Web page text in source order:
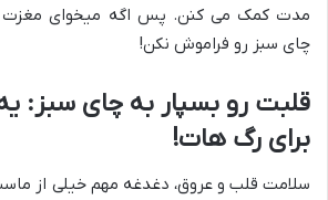
مدت کمک می کنن. پس اگه میخوای مغزت
چای سبز رو فراموش نکن!
قلبت رو بسپار به چای سبز:
برای رگ هات!
سلامت قلب و عروق، دغدغه مهم خیلی از